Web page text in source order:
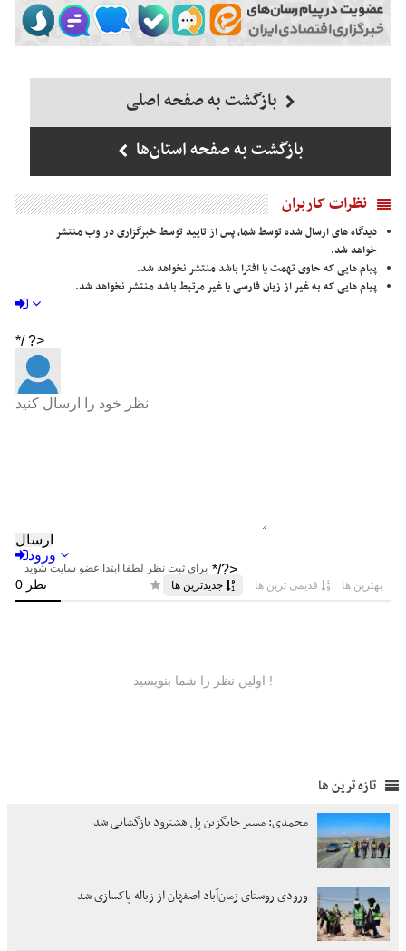
بازگشت به صفحه اصلی
بازگشت به صفحه استان‌ها
نظرات کاربران
دیدگاه های ارسال شده توسط شما، پس از تایید توسط خبرگزاری در وب منتشر
خواهد شد.
پیام هایی که حاوی تهمت یا افترا باشد منتشر نخواهد شد.
پیام هایی که به غیر از زبان فارسی یا غیر مرتبط باشد منتشر نخواهد شد.
تازه ترین ها
محمدی: مسیر جایگزین پل هشترود بازگشایی شد
ورودی روستای زمان‌آباد اصفهان از زباله پاکسازی شد